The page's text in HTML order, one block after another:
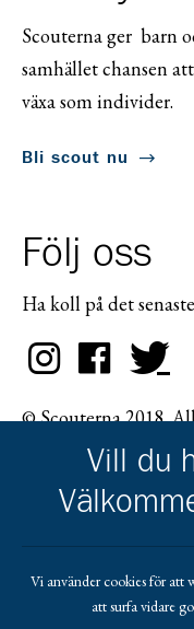
Scouterna ger barn
samhället chansen
växa som individer.
Bli scout nu
Följ oss
Ha koll på det
© Scouterna 2018.
Gå till pl_50
Vill du
Vi använder cookies för att
att surfa vidare